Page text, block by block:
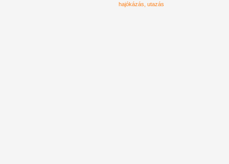
hajókázás utazás